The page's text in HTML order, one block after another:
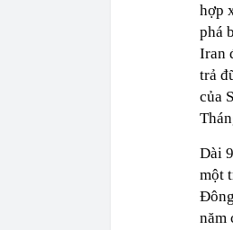
hợp
phá
Iran
trả
của
Dài
một
năm